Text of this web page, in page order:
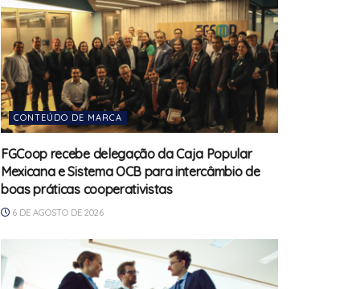
CONTEÚDO DE MARCA
FGCoop recebe delegação da Caja Popular
Mexicana e Sistema OCB para intercâmbio de
boas práticas cooperativistas
6 DE AGOSTO DE 2026